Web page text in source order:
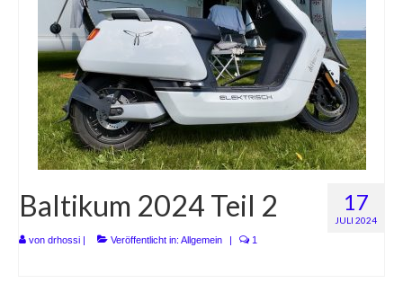
17
JULI 2024
Baltikum 2024 Teil 2
von drhossi | Veröffentlicht in: Allgemein | 1